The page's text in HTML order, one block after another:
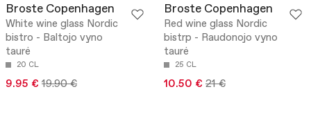
Broste Copenhagen
White wine glass Nordic
bistro - Baltojo vyno
taurė
20 CL
9.95 € 19.90 €
Broste Copenhagen
Red wine glass Nordic
bistrp - Raudonojo vyno
taurė
25 CL
10.50 € 21 €